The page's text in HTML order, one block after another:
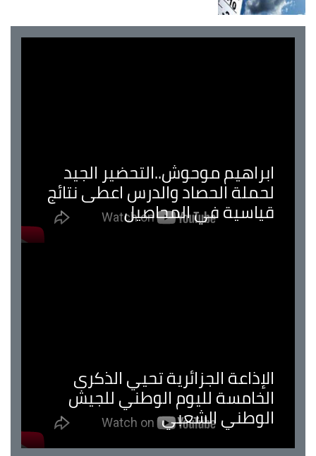
ابراهيم موحوش..التحضير الجيد
لحملة الحصاد والدرس اعطى نتائج
قياسية في المحاصيل
الإذاعة الجزائرية تحيي الذكرى
الخامسة لليوم الوطني للجيش
الوطني الشعبي